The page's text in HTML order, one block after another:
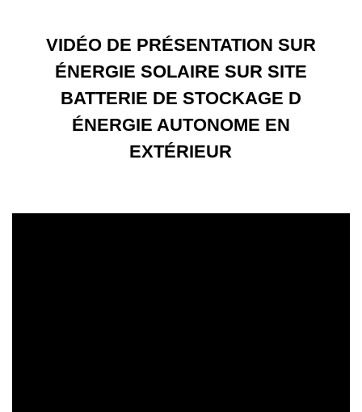
VIDÉO DE PRÉSENTATION SUR
ÉNERGIE SOLAIRE SUR SITE
BATTERIE DE STOCKAGE D
ÉNERGIE AUTONOME EN
EXTÉRIEUR